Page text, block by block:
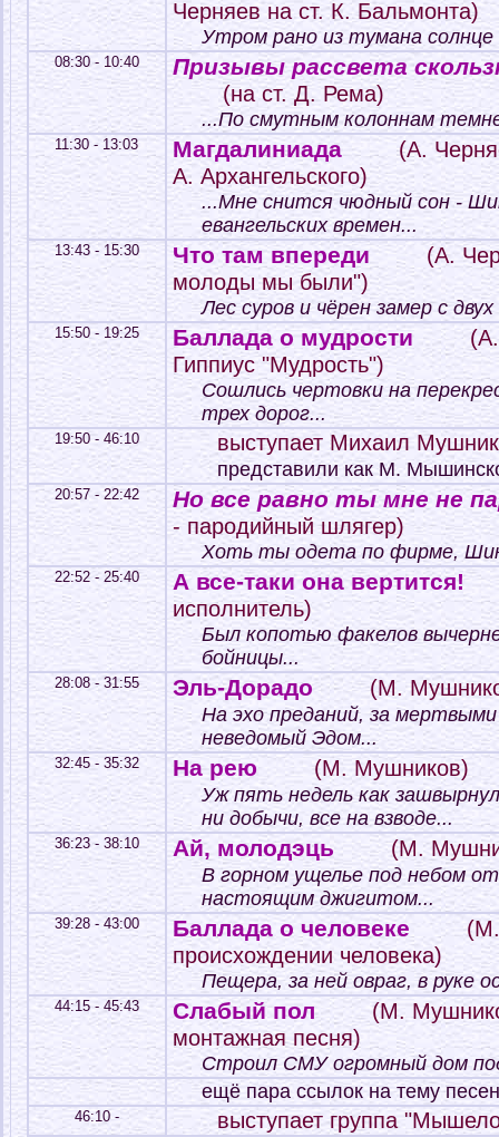
Черняев на ст. К. Бальмонта)
Утром рано из тумана
08:30 - 10:40 Призывы рассвета
(на ст. Д. Рема)
...По смутным колоннам
11:30 - 13:03 Магдалиниада
(А.
А. Архангельского)
...Мне снится чюдный сон -
евангельских времен...
13:43 - 15:30 Что там впереди
(А.
молоды мы были")
Лес суров и чёрен замер с
15:50 - 19:25 Баллада о мудрости
(А.
Гиппиус "Мудрость")
Сошлись чертовки на
трех дорог...
19:50 - 46:10 выступает Михаил
представили как М.
20:57 - 22:42 Но все равно ты мне не
- пародийный шлягер)
Хоть ты одета по фирме,
22:52 - 25:40 А все-таки она вертится!
исполнитель)
Был копотью факелов
бойницы...
28:08 - 31:55 Эль-Дорадо (М.
На эхо преданий, за
неведомый Эдом...
32:45 - 35:32 На рею (М. Мушников)
Уж пять недель как
ни добычи, все на взводе...
36:23 - 38:10 Ай, молодэць (М.
В горном ущелье под небом
настоящим джигитом...
39:28 - 43:00 Баллада о человеке
(М.
происхождении человека)
Пещера, за ней овраг, в руке
44:15 - 45:43 Слабый пол
(М.
монтажная песня)
Строил СМУ огромный дом
ещё пара ссылок на тему
46:10 - выступает группа